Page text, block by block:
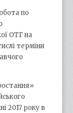
по
ОТГ на
терміни
2017 року в